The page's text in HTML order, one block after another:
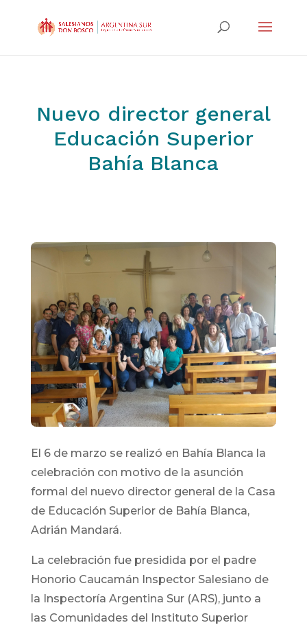
Nuevo director general
Educación Superior
Bahía Blanca
El 6 de marzo se realizó en Bahía Blanca la
celebración con motivo de la asunción
formal del nuevo director general de la Casa
de Educación Superior de Bahía Blanca,
Adrián Mandará.
La celebración fue presidida por el padre
Honorio Caucamán Inspector Salesiano de
la Inspectoría Argentina Sur (ARS), junto a
las Comunidades del Instituto Superior